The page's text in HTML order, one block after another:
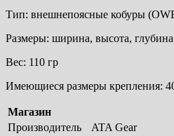
Тип: внешнепоясные кобуры
Размеры: ширина, высота,
Вес: 110 гр
Имеющиеся размеры крепления:
Магазин
Производитель
ATA Gear